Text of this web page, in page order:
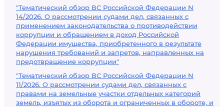
"Тематический обзор ВС Российской Федерации N
14/2026. О рассмотрении судами дел, связанных с
применением законодательства о противодействии
коррупции и обращением в доход Российской
Федерации имущества, приобретенного в результате
нарушения требований и запретов, направленных на
предотвращение коррупции"
"Тематический обзор ВС Российской Федерации N
11/2026. О рассмотрении судами дел, связанных с
правами на земельные участки отдельных категорий
земель, изъятых из оборота и ограниченных в обороте, и